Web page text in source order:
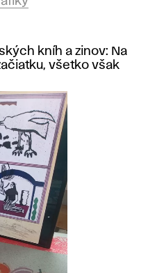
kníh a zinov: Na
všetko však